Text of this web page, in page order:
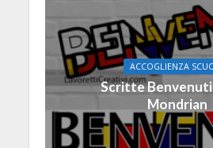
ACCOGLIENZA
Scritte Benvenuti
Mondrian